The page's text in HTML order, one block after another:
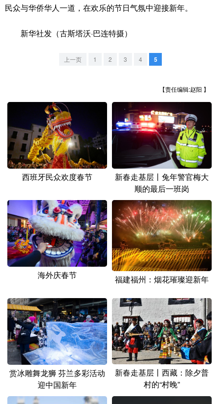
文化产业
上海 江苏
浙江 安徽 福建 江西
山东 河南 湖北 湖南
广东 广西 海南 重庆
四川 贵州 云南 西藏
陕西 甘肃 青海 宁夏
新疆 内蒙古 黑龙江
多语种频道
English Español Français عربى
Русский язык 日本語 한국어
Deutsch Português
民众与华侨华人一道，在欢乐的节日气氛中迎接新年。
新华社发（古斯塔沃·巴连特摄）
上一页 1 2 3 4 5
【责任编辑:赵阳 】
西班牙民众欢度春节
新春走基层丨兔年警官梅大
顺的最后一班岗
海外庆春节 福建福州：烟花璀璨迎新年
赏冰雕舞龙狮 芬兰多彩活动
迎中国新年
新春走基层丨西藏：除夕普
村的“村晚”